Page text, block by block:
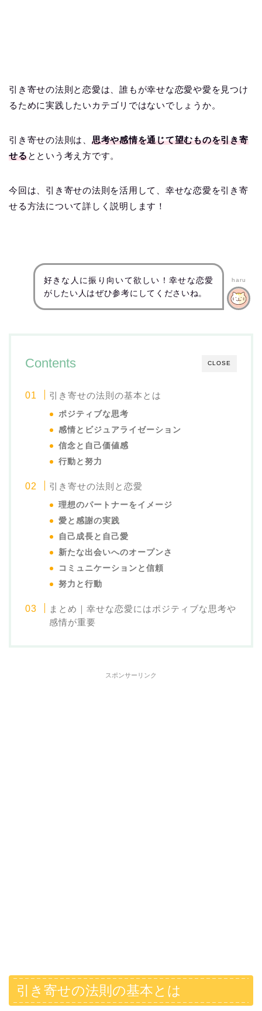
引き寄せの法則と恋愛は、誰もが幸せな恋愛や愛を見つけ
るために実践したいカテゴリではないでしょうか。
引き寄せの法則は、 思考や感情を通じて望むものを引き寄
せるとという考え方です。
今回は、引き寄せの法則を活用して、幸せな恋愛を引き寄
せる方法について詳しく説明します！
好きな人に振り向いて欲しい！幸せな恋愛
がしたい人はぜひ参考にしてくださいね。
haru
CLOSE
Contents
引き寄せの法則の基本とは
ポジティブな思考
感情とビジュアライゼーション
信念と自己価値感
行動と努力
引き寄せの法則と恋愛
理想のパートナーをイメージ
愛と感謝の実践
自己成長と自己愛
新たな出会いへのオープンさ
コミュニケーションと信頼
努力と行動
まとめ｜幸せな恋愛にはポジティブな思考や
感情が重要
スポンサーリンク
引き寄せの法則の基本とは